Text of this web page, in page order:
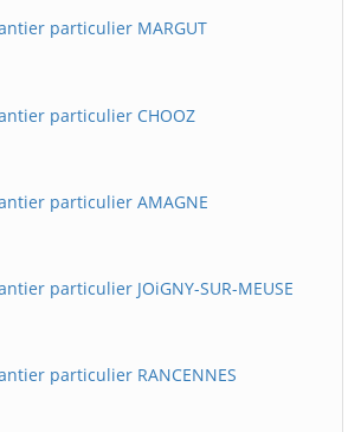
particulier MARGUT
particulier CHOOZ
particulier AMAGNE
particulier JOiGNY-SUR-MEUSE
particulier RANCENNES